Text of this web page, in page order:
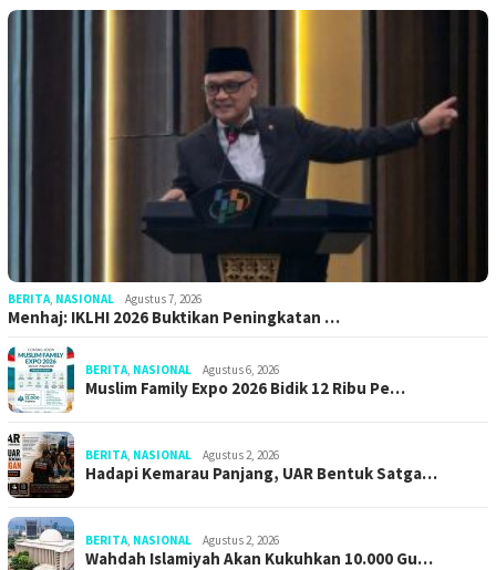
BERITA NASIONAL Agustus 7, 2026
Menhaj: IKLHI 2026 Buktikan Peningkatan …
BERITA NASIONAL Agustus 6, 2026
Muslim Family Expo 2026 Bidik 12 Ribu Pe…
BERITA NASIONAL Agustus 2, 2026
Hadapi Kemarau Panjang, UAR Bentuk Satga…
BERITA NASIONAL Agustus 2, 2026
Wahdah Islamiyah Akan Kukuhkan 10.000 Gu…